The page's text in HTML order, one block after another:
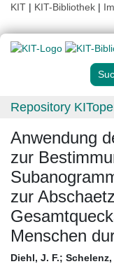
KIT | KIT-Bibliothek |
Repository
Anwendung
zur
zur
Menschen
Diehl, J. F.; Schelenz,